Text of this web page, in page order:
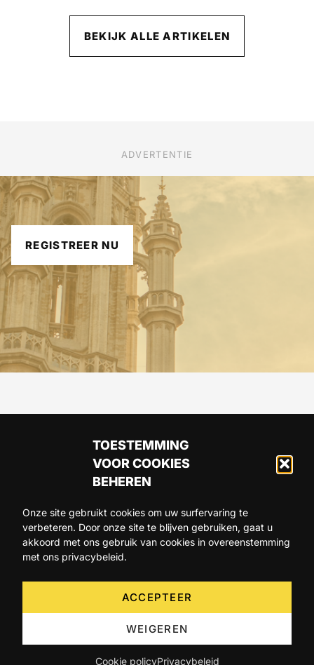
TOESTEMMING
VOOR COOKIES
BEHEREN
Onze site gebruikt cookies om uw surfervaring te
verbeteren. Door onze site te blijven gebruiken, gaat u
akkoord met ons gebruik van cookies in overeenstemming
met ons privacybeleid.
ACCEPTEER
WEIGEREN
Cookie policyPrivacybeleid
BEKIJK ALLE ARTIKELEN
ADVERTENTIE
REGISTREER NU
ARTIKELS AGENDA OVER ONS